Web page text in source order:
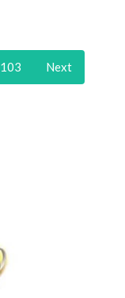
103 Next